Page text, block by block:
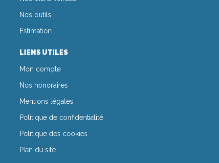
Nos outils
Estimation
LIENS UTILES
Mon compte
Nos honoraires
Mentions légales
Politique de confidentialité
Politique des cookies
Plan du site